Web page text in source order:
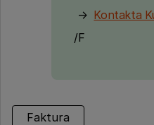
→ Kontakta
/F
Faktura